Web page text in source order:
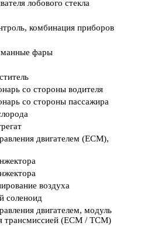
лобового стекла
комбинация приборов
фары
со стороны водителя
со стороны пассажира
двигателем (ЕСМ),
воздуха
соленоид
двигателем, модуль
трансмиссией (ECM / TCM)